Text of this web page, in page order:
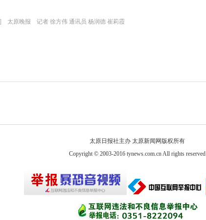
太原晚报 记者 徐方伟 通讯员 杨润德 崔莉霞
太原日报社主办 太原新闻网版权所有
Copyright © 2003-2016 tynews.com.cn All rights reserved